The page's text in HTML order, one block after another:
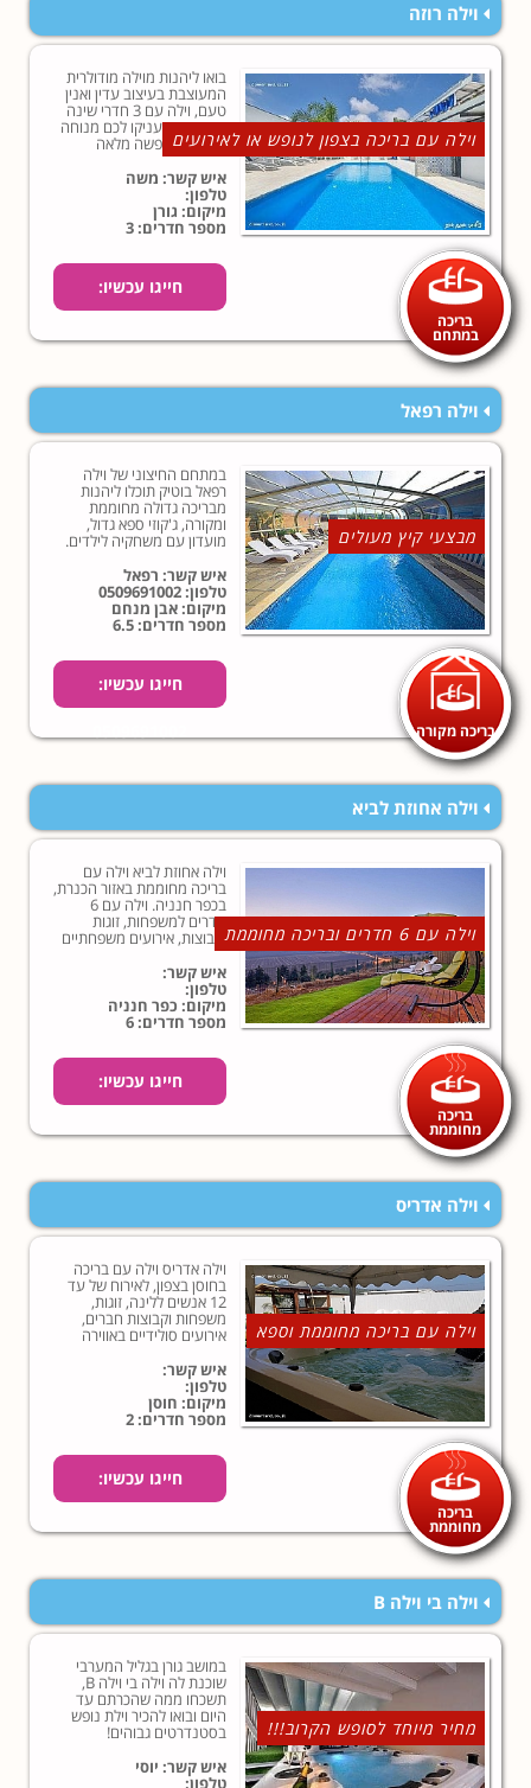
וילה רוזה
וילה עם בריכה בצפון לנופש או לאירועים
בריכה
במתחם
בואו ליהנות מוילה מודולרית
המעוצבת בעיצוב עדין ואנין
טעם, וילה עם 3 חדרי שינה
מפנקים שיעניקו לכם מנוחה
אמיתית וחופשה מלאה
בהנאות!
איש קשר: משה
טלפון:
מיקום: גורן
מספר חדרים: 3
חייגו עכשיו:
וילה רפאל
מבצעי קיץ מעולים
בריכה מקורה
במתחם החיצוני של וילה
רפאל בוטיק תוכלו ליהנות
מבריכה גדולה מחוממת
ומקורה, ג'קוזי ספא גדול,
מועדון עם משחקיה לילדים.
איש קשר: רפאל
טלפון:0509691002
מיקום: אבן מנחם
מספר חדרים: 6.5
חייגו עכשיו:
וילה אחוזת לביא
וילה עם 6 חדרים ובריכה מחוממת
בריכה
מחוממת
וילה אחוזת לביא וילה עם
בריכה מחוממת באזור הכנרת,
בכפר חנניה. וילה עם 6
חדרים למשפחות, זוגות
וקבוצות, אירועים משפחתיים
מול הנוף של הגליל העליון,
מרחק קצר מטבריה והכנרת.
איש קשר:
טלפון:
מיקום: כפר חנניה
מספר חדרים: 6
חייגו עכשיו:
וילה אדריס
וילה עם בריכה מחוממת וספא
בריכה
מחוממת
וילה אדריס וילה עם בריכה
בחוסן בצפון, לאירוח של עד
12 אנשים ללינה, זוגות,
משפחות וקבוצות חברים,
אירועים סולידיים באווירה
איש קשר:
טלפון:
מיקום: חוסן
מספר חדרים: 2
חייגו עכשיו:
וילה בי וילה B
מחיר מיוחד לסופש הקרוב!!!
במושב גורן בגליל המערבי
שוכנת לה וילה בי וילה B,
תשכחו ממה שהכרתם עד
היום ובואו להכיר וילת נופש
בסטנדרטים גבוהים!
איש קשר: יוסי
טלפון: